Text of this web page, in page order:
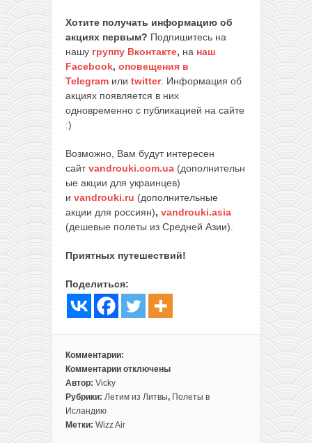
Хотите получать информацию об
акциях первым? Подпишитесь на
нашу группу Вконтакте, на наш
Facebook, оповещения в
Telegram или twitter. Информация об
акциях появляется в них
одновременно с публикацией на сайте
:)
Возможно, Вам будут интересен
сайтvandrouki.com.ua (дополнительн
ые акции для украинцев)
и vandrouki.ru (дополнительные
акции для россиян), vandrouki.asia
(дешевые полеты из Средней Азии).
Приятных путешествий!
Поделиться:
Комментарии:
Комментарии
к
записи
Полеты
из
отключены
Автор: Vicky
Рубрики: Летим из Литвы, Полеты в
Исландию
Метки: Wizz Air